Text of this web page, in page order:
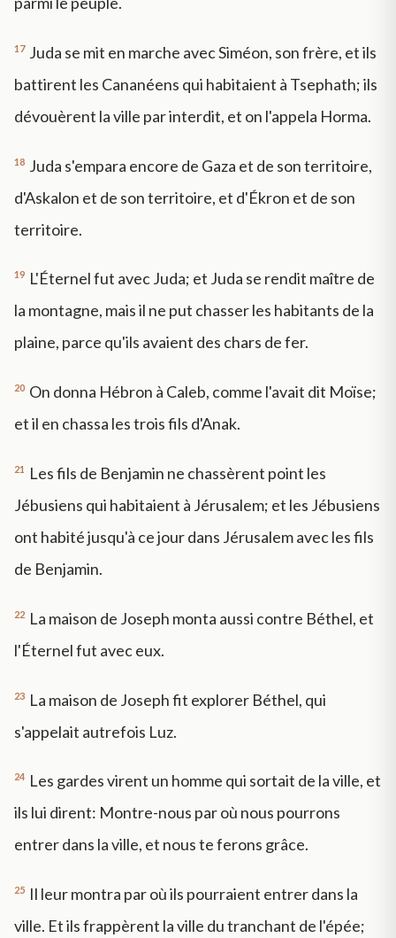
17 Juda se mit en marche avec Siméon, son frère, et ils
battirent les Cananéens qui habitaient à Tsephath; ils
dévouèrent la ville par interdit, et on l'appela Horma.
18 Juda s'empara encore de Gaza et de son territoire,
d'Askalon et de son territoire, et d'Ékron et de son
territoire.
19 L'Éternel fut avec Juda; et Juda se rendit maître de
la montagne, mais il ne put chasser les habitants de la
plaine, parce qu'ils avaient des chars de fer.
20 On donna Hébron à Caleb, comme l'avait dit Moïse;
et il en chassa les trois fils d'Anak.
21
Les fils de Benjamin ne chassèrent point les
Jébusiens qui habitaient à Jérusalem; et les Jébusiens
ont habité jusqu'à ce jour dans Jérusalem avec les fils
de Benjamin.
22 La maison de Joseph monta aussi contre Béthel, et
l'Éternel fut avec eux.
23 La maison de Joseph fit explorer Béthel, qui
s'appelait autrefois Luz.
24 Les gardes virent un homme qui sortait de la ville, et
ils lui dirent: Montre-nous par où nous pourrons
entrer dans la ville, et nous te ferons grâce.
25 Il leur montra par où ils pourraient entrer dans la
ville. Et ils frappèrent la ville du tranchant de l'épée;